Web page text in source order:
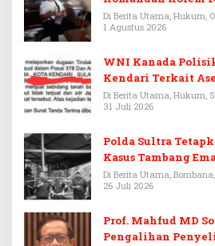
Warisan Menjadi
Di Berita Utama, Hukum,
1 Agustus 2026
WNI Kanada
Kendari Terkait
Di Berita Utama, Hukum,
31 Juli 2026
Polda Sultra
Kasus Tambang
Di Berita Utama,
26 Juli 2026
Prof. Mahfud MD
Pengalihan